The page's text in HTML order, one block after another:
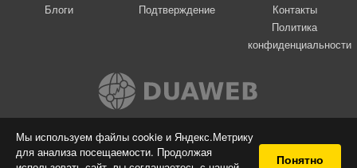
Мы используем файлы cookie и Яндекс.Метрику
для анализа посещаемости. Продолжая
Понятно
Блоги
Подтверждение
Контакты
Политика
конфиденциальности
Вконтакте
© 2009-2026 Я-пою